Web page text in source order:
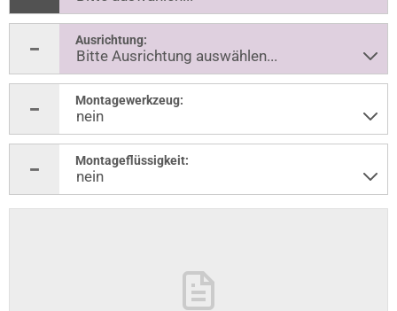
Ausrichtung:
Montagewerkzeug:
Montageflüssigkeit: